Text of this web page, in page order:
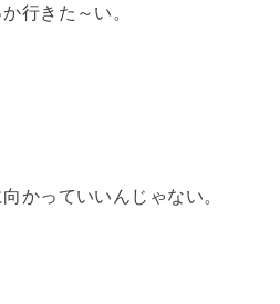
行きた～い。
かっていいんじゃない。